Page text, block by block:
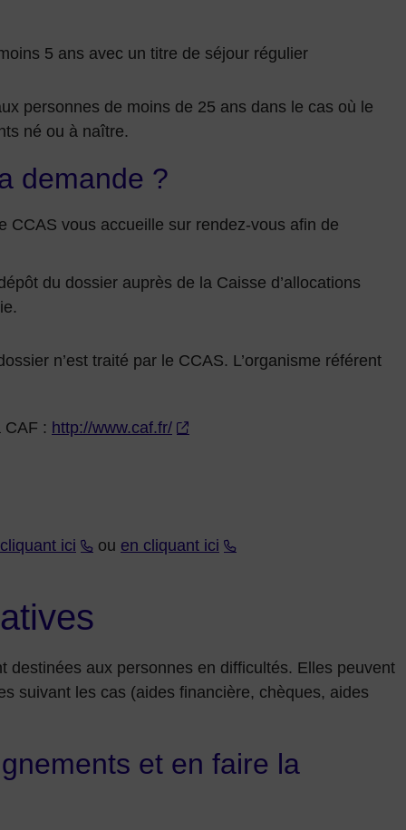
5 ans avec un titre de séjour régulier
personnes de moins de 25 ans dans le cas où le
né ou à naître.
demande ?
CCAS vous accueille sur rendez-vous afin de
du dossier auprès de la Caisse d’allocations
n’est traité par le CCAS. L’organisme référent
CAF : http://www.caf.fr/
ici ou en cliquant ici
destinées aux personnes en difficultés. Elles peuvent
suivant les cas (aides financière, chèques, aides
et en faire la